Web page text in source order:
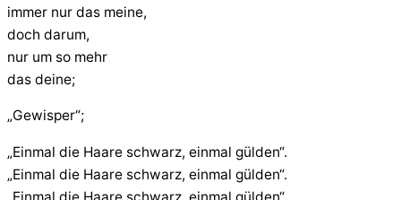
immer nur das meine,
doch darum,
nur um so mehr
das deine;
„Gewisper“;
„Einmal die Haare schwarz, einmal gülden“.
„Einmal die Haare schwarz, einmal gülden“.
„Einmal die Haare schwarz, einmal gülden“.